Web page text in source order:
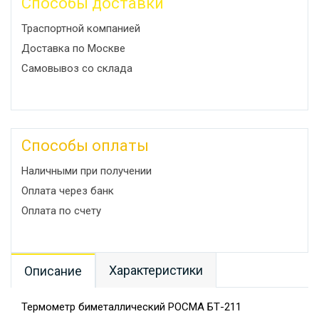
Траспортной компанией
Доставка по Москве
Самовывоз со склада
Способы оплаты
Наличными при получении
Оплата через банк
Оплата по счету
Описание Характеристики
Термометр биметаллический РОСМА БТ-211